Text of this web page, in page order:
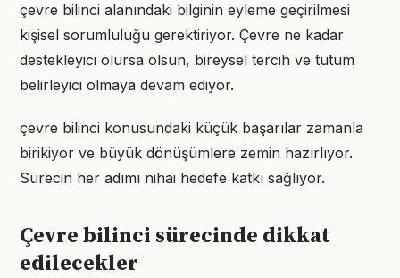
çevre bilinci alanındaki bilginin eyleme geçirilmesi
kişisel sorumluluğu gerektiriyor. Çevre ne kadar
destekleyici olursa olsun, bireysel tercih ve tutum
belirleyici olmaya devam ediyor.
çevre bilinci konusundaki küçük başarılar zamanla
birikiyor ve büyük dönüşümlere zemin hazırlıyor.
Sürecin her adımı nihai hedefe katkı sağlıyor.
Çevre bilinci sürecinde dikkat
edilecekler